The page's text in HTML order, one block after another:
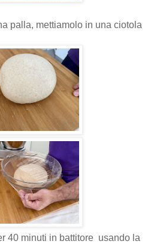
palla, mettiamolo in una ciotola
40 minuti in battitore usando la